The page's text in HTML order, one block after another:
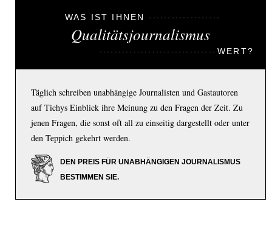
WAS IST IHNEN
Qualitätsjournalismus
WERT?
Täglich schreiben unabhängige Journalisten und Gastautoren
auf Tichys Einblick ihre Meinung zu den Fragen der Zeit. Zu
jenen Fragen, die sonst oft all zu einseitig dargestellt oder unter
den Teppich gekehrt werden.
DEN PREIS FÜR UNABHÄNGIGEN JOURNALISMUS
BESTIMMEN SIE.